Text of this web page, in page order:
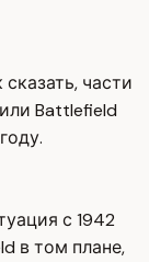
части
Battlefield
с 1942
в том плане,